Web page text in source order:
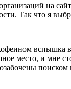
на
Так что я
место, и мне